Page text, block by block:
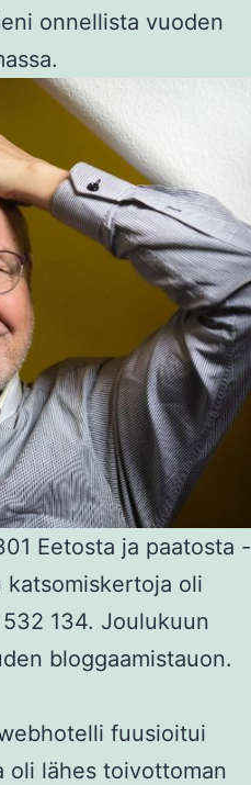
onnellista vuoden
Eetosta ja paatosta -
oli
134. Joulukuun
bloggaamistauon.
fuusioitui
oli lähes toivottoman